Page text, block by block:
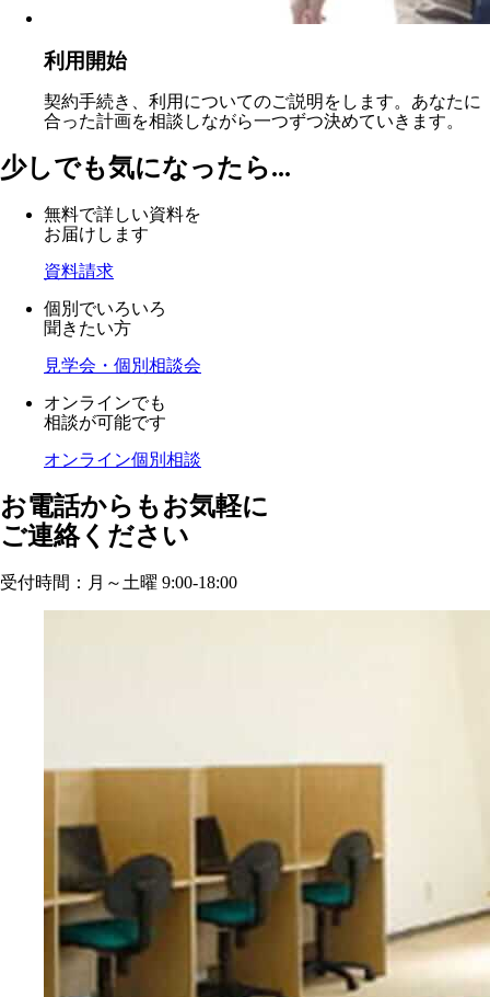
利用開始
契約手続き、利用についてのご説明をします。あなたに
合った計画を相談しながら一つずつ決めていきます。
少しでも気になったら...
無料で詳しい資料を
お届けします
資料請求
個別でいろいろ
聞きたい方
見学会・個別相談会
オンラインでも
相談が可能です
オンライン個別相談
お電話からもお気軽に
ご連絡ください
受付時間：月～土曜 9:00-18:00